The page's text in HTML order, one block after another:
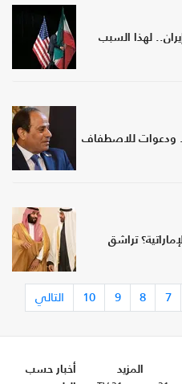
لهذا السبب
ودعوات للاصطفاف
تراشق
7
8
9
10 التالي
المزيد
أخبار حسب